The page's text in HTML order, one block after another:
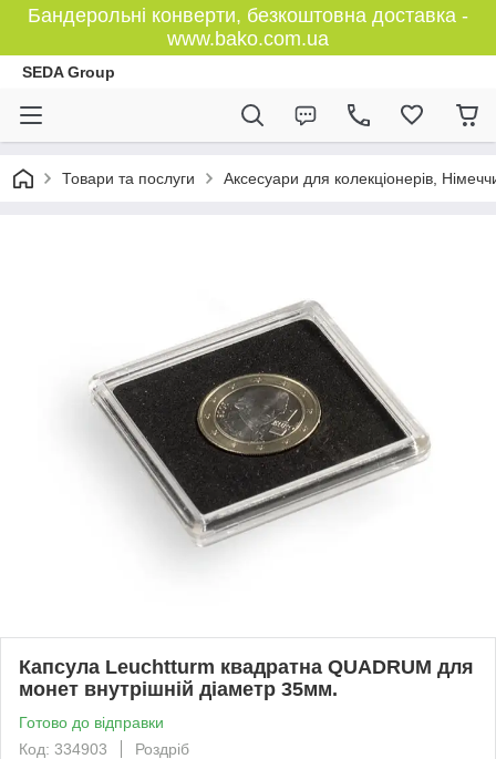
Бандерольні конверти, безкоштовна доставка -
www.bako.com.ua
SEDA Group
Товари та послуги Аксесуари для колекціонерів,
Капсула Leuchtturm квадратна QUADRUM для
монет внутрішній діаметр 35мм.
Готово до відправки
Код: 334903
Роздріб